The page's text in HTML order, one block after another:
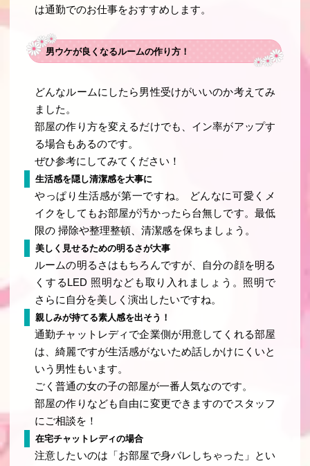
は通勤でのお仕事をおすすめします。
男ウケが良くなるルームの作り方！
どんなルームにしたら男性受けがいいのか考えてみ
ました。
部屋の作り方を変えるだけでも、イン率がアップす
る場合もあるのです。
ぜひ参考にしてみてください！
生活感を隠し清潔感を大事に
やっぱり生活感が第一ですね。 どんなに可愛くメ
イクをしてもお部屋が汚かったら台無しです。最低
限の 掃除や整理整頓、清潔感を保ちましょう。
美しく見せるための明るさが大事
ルームの明るさはもちろんですが、自分の顔を明る
くするLED 照明なども取り入れましょう。照明で
さらに自分を美しく演出したいですね。
親しみが持てる素人感を出そう！
通勤チャットレディで企業側が用意してくれる部屋
は、綺麗ですが生活感がないため話しかけにくいと
いう男性もいます。
ごく普通の女の子の部屋が一番人気なのです。
部屋の作りなども自由に変更できますのでスタッフ
にご相談を！
在宅チャットレディの場合
注意したいのは「お部屋で身バレしちゃった」とい